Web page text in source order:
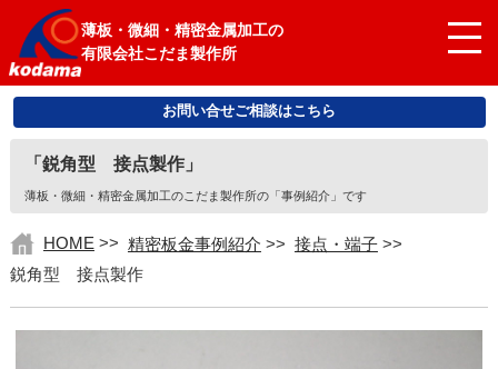
薄板・微細・精密金属加工の
有限会社こだま製作所
お問い合せご相談はこちら
「鋭角型 接点製作」
薄板・微細・精密金属加工のこだま製作所の「事例紹介」です
HOME >> 精密板金事例紹介 >> 接点・端子>>
鋭角型 接点製作